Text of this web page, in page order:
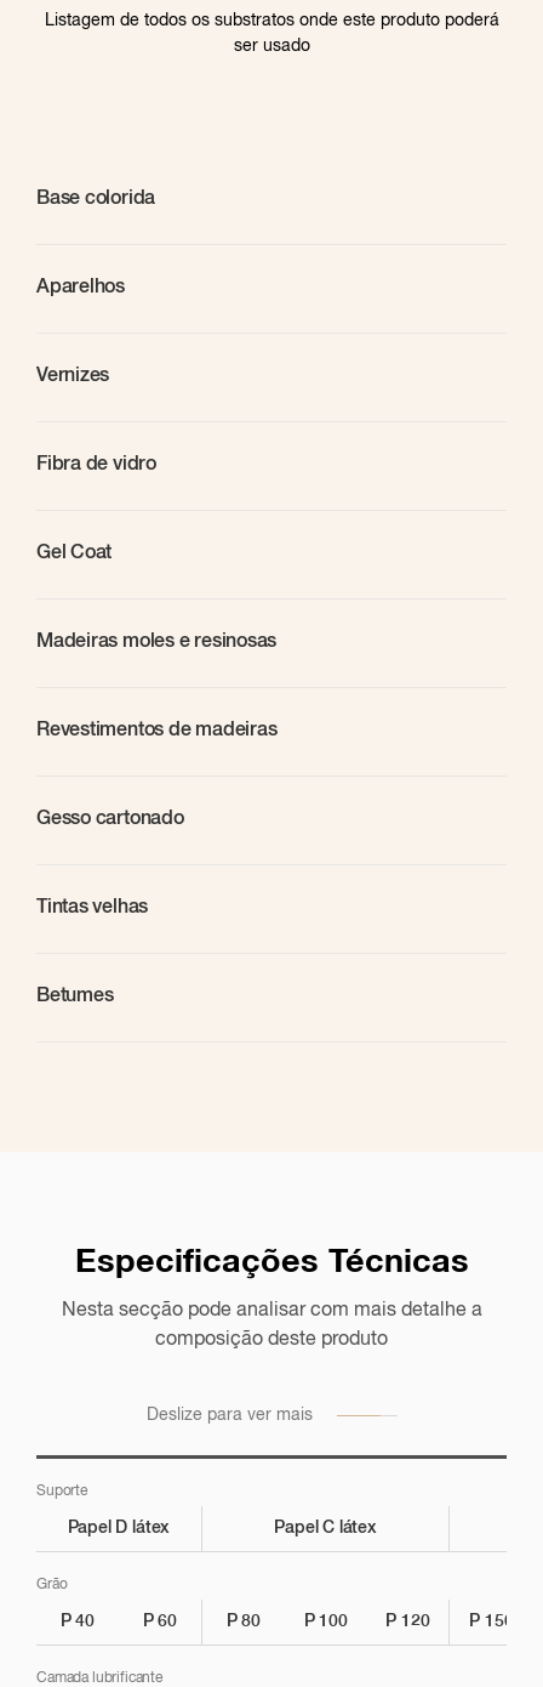
Listagem de todos os substratos onde este produto poderá
ser usado
Base colorida
Aparelhos
Vernizes
Fibra de vidro
Gel Coat
Madeiras moles e resinosas
Revestimentos de madeiras
Gesso cartonado
Tintas velhas
Betumes
Sugestões de Aplicação
Lixagem mais agressiva
Especificações Técnicas
Nesta secção pode analisar com mais detalhe a
composição deste produto
Deslize para ver mais
Suporte
Papel D látex Papel C látex
Grão
P 40 P 60 P 80 P 100 P 120 P 150
Camada lubrificante